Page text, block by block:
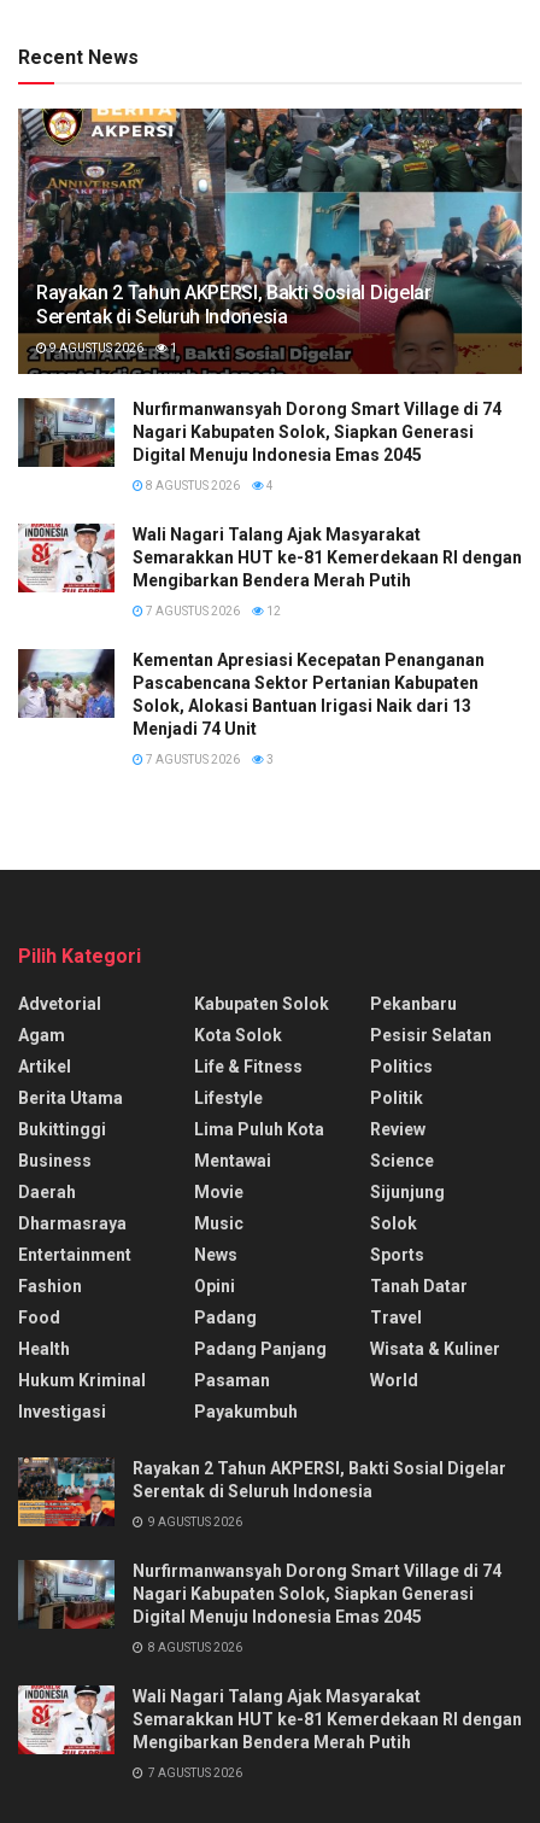
Recent News
Rayakan 2 Tahun AKPERSI, Bakti Sosial Digelar
Serentak di Seluruh Indonesia
9 AGUSTUS 2026 1
Nurfirmanwansyah Dorong Smart Village di 74
Nagari Kabupaten Solok, Siapkan Generasi
Digital Menuju Indonesia Emas 2045
8 AGUSTUS 2026 4
Wali Nagari Talang Ajak Masyarakat
Semarakkan HUT ke-81 Kemerdekaan RI dengan
Mengibarkan Bendera Merah Putih
7 AGUSTUS 2026 12
Kementan Apresiasi Kecepatan Penanganan
Pascabencana Sektor Pertanian Kabupaten
Solok, Alokasi Bantuan Irigasi Naik dari 13
Menjadi 74 Unit
7 AGUSTUS 2026 3
Pilih Kategori
Advetorial
Agam
Artikel
Berita Utama
Bukittinggi
Business
Daerah
Dharmasraya
Entertainment
Fashion
Food
Health
Hukum Kriminal
Investigasi
Kabupaten Solok
Kota Solok
Life & Fitness
Lifestyle
Lima Puluh Kota
Mentawai
Movie
Music
News
Opini
Padang
Padang Panjang
Pasaman
Payakumbuh
Pekanbaru
Pesisir Selatan
Politics
Politik
Review
Science
Sijunjung
Solok
Sports
Tanah Datar
Travel
Wisata & Kuliner
World
Rayakan 2 Tahun AKPERSI, Bakti Sosial Digelar
Serentak di Seluruh Indonesia
9 AGUSTUS 2026
Nurfirmanwansyah Dorong Smart Village di 74
Nagari Kabupaten Solok, Siapkan Generasi
Digital Menuju Indonesia Emas 2045
8 AGUSTUS 2026
Wali Nagari Talang Ajak Masyarakat
Semarakkan HUT ke-81 Kemerdekaan RI dengan
Mengibarkan Bendera Merah Putih
7 AGUSTUS 2026